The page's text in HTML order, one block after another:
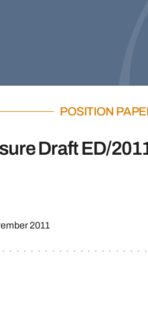
POSITION
Draft ED/
2011